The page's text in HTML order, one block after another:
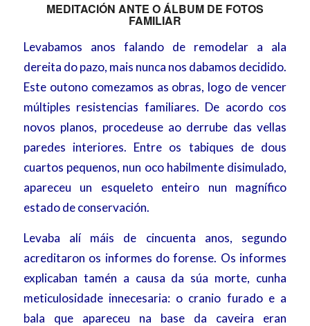
MEDITACIÓN ANTE O ÁLBUM DE FOTOS
FAMILIAR
Levabamos anos falando de remodelar a ala
dereita do pazo, mais nunca nos dabamos decidido.
Este outono comezamos as obras, logo de vencer
múltiples resistencias familiares. De acordo cos
novos planos, procedeuse ao derrube das vellas
paredes interiores. Entre os tabiques de dous
cuartos pequenos, nun oco habilmente disimulado,
apareceu un esqueleto enteiro nun magnífico
estado de conservación.
Levaba alí máis de cincuenta anos, segundo
acreditaron os informes do forense. Os informes
explicaban tamén a causa da súa morte, cunha
meticulosidade innecesaria: o cranio furado e a
bala que apareceu na base da caveira eran